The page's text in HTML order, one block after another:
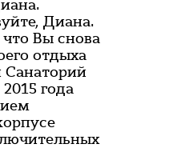
Диана.
Вы снова
отдыха
года